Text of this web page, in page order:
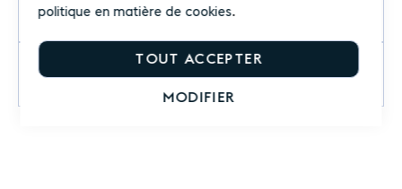
politique en matière de cookies.
TOUT ACCEPTER
MODIFIER
Commentaires 1
Questions sur le produit